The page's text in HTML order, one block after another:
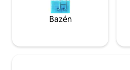
Bazén